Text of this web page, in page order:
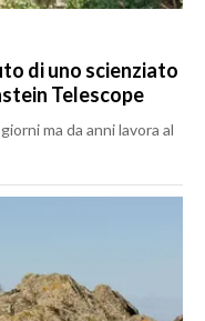
di uno scienziato
Telescope
ma da anni lavora al